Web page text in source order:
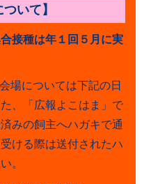
いて】
接種は年１回５月に実
場については下記の日
、「広報よこはま」で
みの飼主へハガキで通
ける際は送付されたハ
。